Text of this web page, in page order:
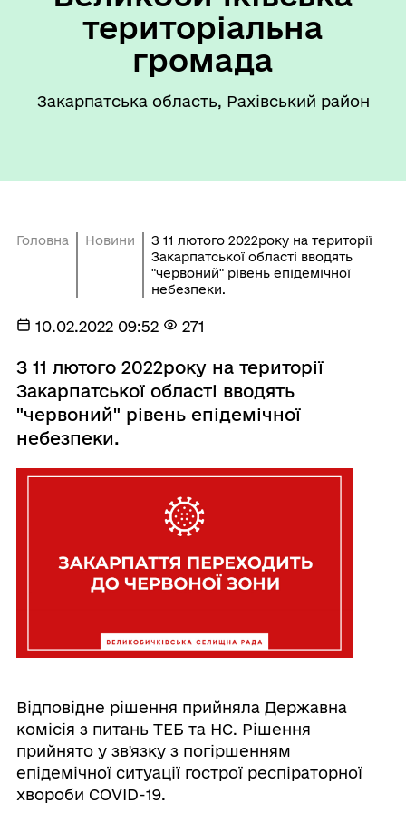
територіальна
громада
Закарпатська область, Рахівський район
Головна Новини
З 11 лютого 2022року на території
Закарпатської області вводять
"червоний" рівень епідемічної
небезпеки.
10.02.2022 09:52 271
З 11 лютого 2022року на території
Закарпатської області вводять
"червоний" рівень епідемічної
небезпеки.
Відповідне рішення прийняла Державна
комісія з питань ТЕБ та НС. Рішення
прийнято у зв'язку з погіршенням
епідемічної ситуації гострої респіраторної
хвороби COVID-19.